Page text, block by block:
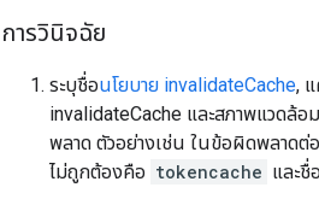
การวินิจฉัย
ระบุชื่อนโยบาย invalidateCache,
invalidateCache และสภาพแวดล้
พลาด ตัวอย่างเช่น ในข้อผิดพลาดต่
ไม่ถูกต้องคือ tokencache และ